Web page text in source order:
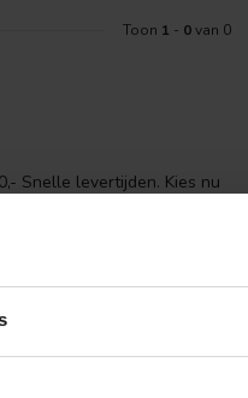
Toon 1 - 0van 0
Snelle levertijden. Kies nu
Meld je
niet om